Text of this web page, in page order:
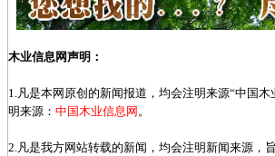
木业信息网声明：
1.凡是本网原创的新闻报道，均会注明来源“中国
明来源： 中国木业信息网 。
2.凡是我方网站转载的新闻，均会注明新闻来源，